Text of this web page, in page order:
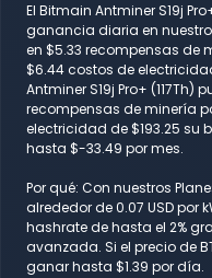
El Bitmain Antminer S19j
ganancia diaria en
en $5.33 recompensas de
$6.44 costos de
Antminer S19j Pro+ (117Th)
recompensas de minería
electricidad de $193.25 su
hasta $-33.49 por mes.
Por qué: Con nuestros
alrededor de 0.07 USD por
hashrate de hasta el 2%
avanzada. Si el precio de
ganar hasta $1.39 por día.